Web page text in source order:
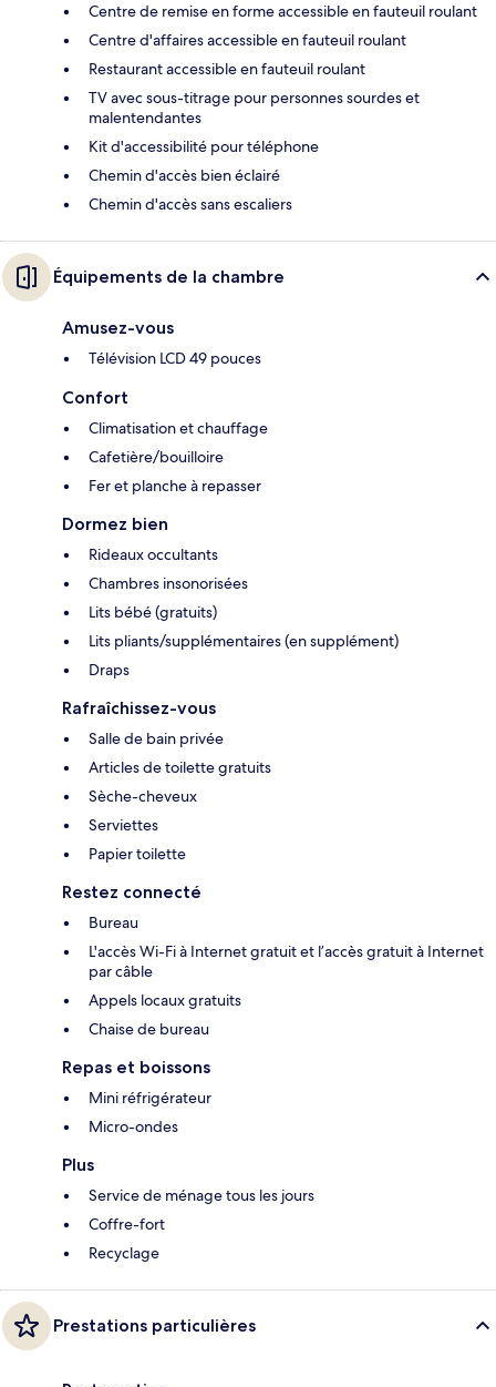
Centre de remise en forme accessible en fauteuil roulant
Centre d'affaires accessible en fauteuil roulant
Restaurant accessible en fauteuil roulant
TV avec sous-titrage pour personnes sourdes et
malentendantes
Kit d'accessibilité pour téléphone
Chemin d'accès bien éclairé
Chemin d'accès sans escaliers
Équipements de la chambre
Amusez-vous
Télévision LCD 49 pouces
Confort
Climatisation et chauffage
Cafetière/bouilloire
Fer et planche à repasser
Dormez bien
Rideaux occultants
Chambres insonorisées
Lits bébé (gratuits)
Lits pliants/supplémentaires (en supplément)
Draps
Rafraîchissez-vous
Salle de bain privée
Articles de toilette gratuits
Sèche-cheveux
Serviettes
Papier toilette
Restez connecté
Bureau
L'accès Wi-Fi à Internet gratuit et l’accès gratuit à Internet
par câble
Appels locaux gratuits
Chaise de bureau
Repas et boissons
Mini réfrigérateur
Micro-ondes
Plus
Service de ménage tous les jours
Coffre-fort
Recyclage
Prestations particulières